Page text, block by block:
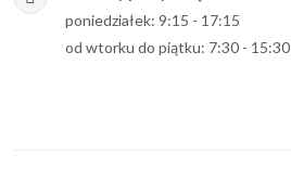
poniedziałek: 9:15 - 17:15
od wtorku do piątku: 7:30 - 15:30